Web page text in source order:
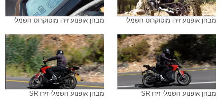
מבחן אופנוע זירו מוטוקרוס חשמלי מבחן אופנוע זירו מוטוקרוס חשמלי
מבחן אופנוע חשמלי זירו SR מבחן אופנוע חשמלי זירו SR